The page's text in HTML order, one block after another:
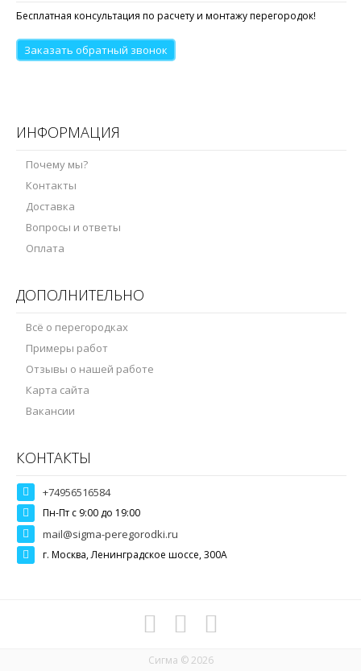
Бесплатная консультация по расчету и монтажу перегородок!
Заказать обратный звонок
ИНФОРМАЦИЯ
Почему мы?
Контакты
Доставка
Вопросы и ответы
Оплата
ДОПОЛНИТЕЛЬНО
Всё о перегородках
Примеры работ
Отзывы о нашей работе
Карта сайта
Вакансии
КОНТАКТЫ
+74956516584
Пн-Пт c 9:00 до 19:00
mail@sigma-peregorodki.ru
г. Москва, Ленинградское шоссе, 300А
Сигма © 2026